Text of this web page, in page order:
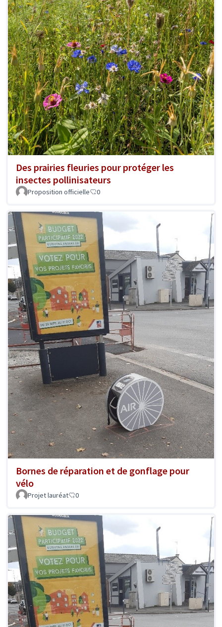
Des prairies fleuries pour protéger les
insectes pollinisateurs
Proposition officielle 0
Bornes de réparation et de gonflage pour
vélo
Projet lauréat 0